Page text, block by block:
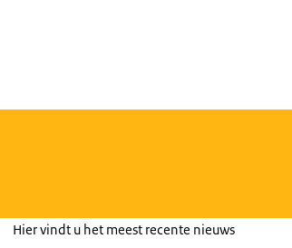
Hier vindt u het meest recente nieuws